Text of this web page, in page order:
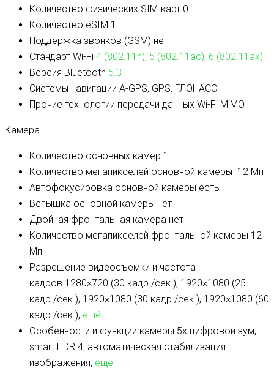
Количество физических SIM-карт 0
Количество eSIM 1
Поддержка звонков (GSM) нет
Стандарт Wi-Fi 4 (802.11n), 5 (802.11ac), 6 (802.11ax)
Версия Bluetooth 5.3
Системы навигации A-GPS, GPS, ГЛОНАСС
Прочие технологии передачи данных Wi-Fi MiMO
Камера
Количество основных камер 1
Количество мегапикселей основной камеры 12 Мп
Автофокусировка основной камеры есть
Вспышка основной камеры нет
Двойная фронтальная камера нет
Количество мегапикселей фронтальной камеры 12
Мп
Разрешение видеосъемки и частота
кадров 1280×720 (30 кадр./сек.), 1920×1080 (25
кадр./сек.), 1920×1080 (30 кадр./сек.), 1920×1080 (60
кадр./сек.), ещё
Особенности и функции камеры 5х цифровой зум,
smart HDR 4, автоматическая стабилизация
изображения, ещё